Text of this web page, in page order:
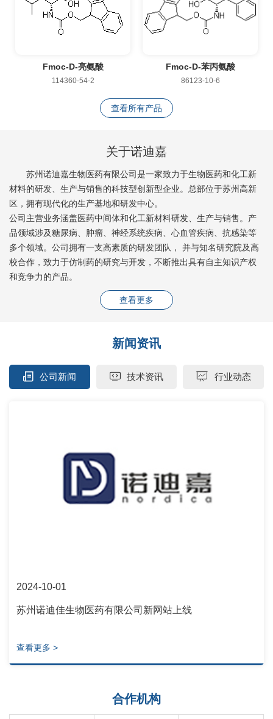
Fmoc-D-亮氨酸
114360-54-2
Fmoc-D-苯丙氨酸
86123-10-6
查看所有产品
关于诺迪嘉
苏州诺迪嘉生物医药有限公司是一家致力于生物医药和化工新
材料的研发、生产与销售的科技型创新型企业。总部位于苏州高新
区，拥有现代化的生产基地和研发中心。
公司主营业务涵盖医药中间体和化工新材料研发、生产与销售。产
品领域涉及糖尿病、肿瘤、神经系统疾病、心血管疾病、抗感染等
多个领域。公司拥有一支高素质的研发团队， 并与知名研究院及高
校合作，致力于仿制药的研究与开发，不断推出具有自主知识产权
和竞争力的产品。
查看更多
新闻资讯
公司新闻 技术资讯 行业动态
2024-10-01
苏州诺迪佳生物医药有限公司新网站上线
查看更多 >
合作机构